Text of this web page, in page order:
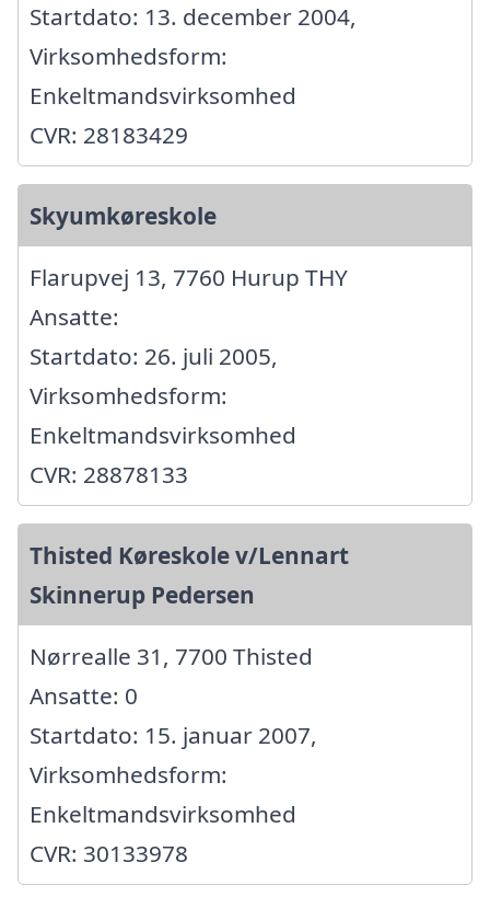
Startdato: 13. december 2004,
Virksomhedsform:
Enkeltmandsvirksomhed
CVR: 28183429
Skyumkøreskole
Flarupvej 13, 7760 Hurup THY
Ansatte:
Startdato: 26. juli 2005,
Virksomhedsform:
Enkeltmandsvirksomhed
CVR: 28878133
Thisted Køreskole v/Lennart
Skinnerup Pedersen
Nørrealle 31, 7700 Thisted
Ansatte: 0
Startdato: 15. januar 2007,
Virksomhedsform:
Enkeltmandsvirksomhed
CVR: 30133978